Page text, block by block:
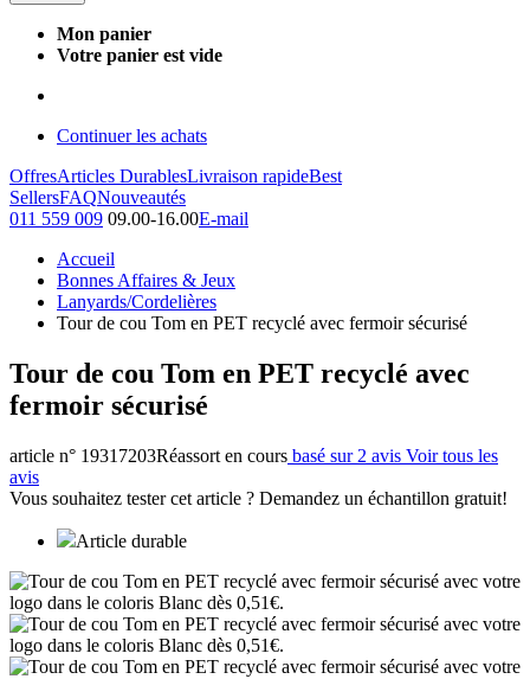
Mon panier
Votre panier est vide
Continuer les achats
OffresArticles DurablesLivraison rapideBest
SellersFAQNouveautés
011 559 009 09.00-16.00E-mail
Accueil
Bonnes Affaires & Jeux
Lanyards/Cordelières
Tour de cou Tom en PET recyclé avec fermoir sécurisé
Tour de cou Tom en PET recyclé avec
fermoir sécurisé
article n° 19317203Réassort en cours basé sur 2 avis Voir tous les
avis
Vous souhaitez tester cet article ? Demandez un échantillon gratuit!
Article durable